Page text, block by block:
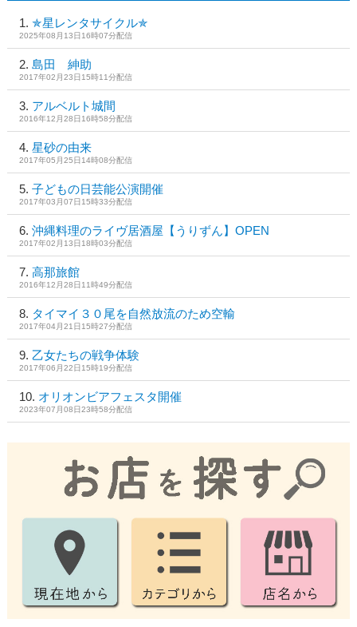
✯星レンタサイクル✯
2025年08月13日16時07分配信
島田 紳助
2017年02月23日15時11分配信
アルベルト城間
2016年12月28日16時58分配信
星砂の由来
2017年05月25日14時08分配信
子どもの日芸能公演開催
2017年03月07日15時33分配信
沖縄料理のライヴ居酒屋【うりずん】OPEN
2017年02月13日18時03分配信
高那旅館
2016年12月28日11時49分配信
タイマイ３０尾を自然放流のため空輸
2017年04月21日15時27分配信
乙女たちの戦争体験
2017年06月22日15時19分配信
オリオンビアフェスタ開催
2023年07月08日23時58分配信